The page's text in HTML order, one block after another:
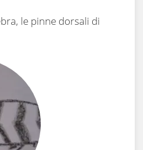
le pinne dorsali di